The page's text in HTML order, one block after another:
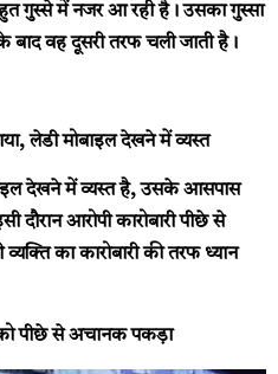
गुस्से में नजर आ रही है। उसका गुस्सा
बाद वह दूसरी तरफ चली जाती है।
लेडी मोबाइल देखने में व्यस्त
देखने में व्यस्त है, उसके आसपास
आरोपी कारोबारी पीछे से
का कारोबारी की तरफ ध्यान
पीछे से अचानक पकड़ा